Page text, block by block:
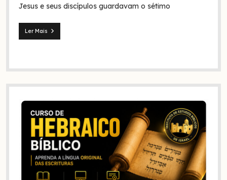
Jesus e seus discípulos guardavam o sétimo
Ler Mais
Jesus
sábado?